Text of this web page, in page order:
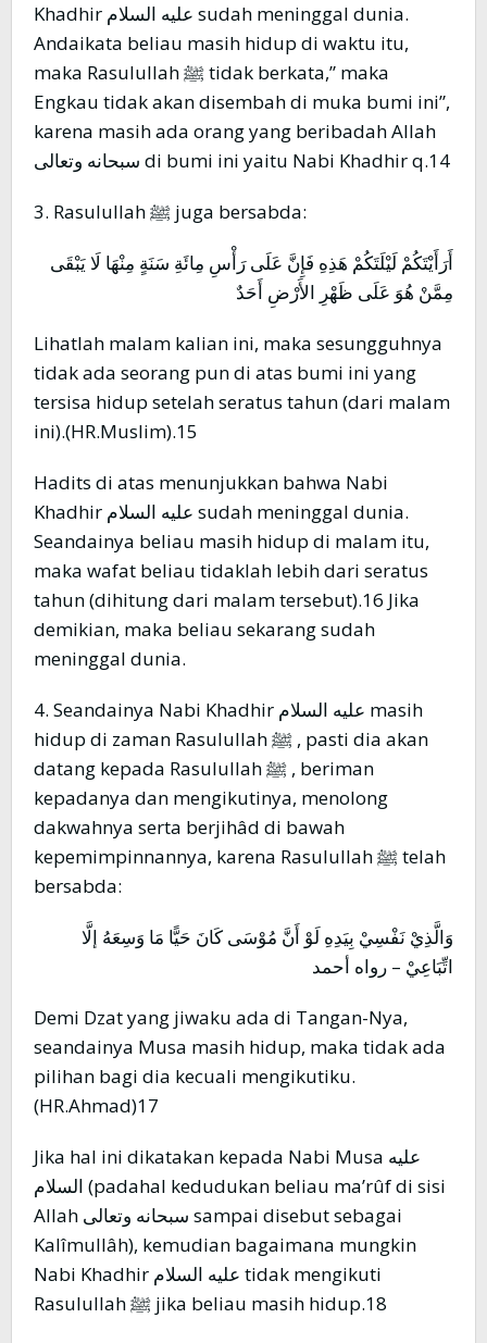
Khadhir عليه السلام sudah meninggal dunia.
Andaikata beliau masih hidup di waktu itu,
maka Rasulullah ﷺ tidak berkata,” maka
Engkau tidak akan disembah di muka bumi ini”,
karena masih ada orang yang beribadah Allah
سبحانه وتعالى di bumi ini yaitu Nabi Khadhir q.14
3. Rasulullah ﷺ juga bersabda:
أَرَأَيْتَكُمْ لَيْلَتَكُمْ هَذِهِ فَإِنَّ عَلَى رَأْسِ مِائَةِ سَنَةٍ مِنْهَا لَا يَبْقَى
مِمَّنْ هُوَ عَلَى ظَهْرِ الأَرْضِ أَحَدٌ
Lihatlah malam kalian ini, maka sesungguhnya
tidak ada seorang pun di atas bumi ini yang
tersisa hidup setelah seratus tahun (dari malam
ini).(HR.Muslim).15
Hadits di atas menunjukkan bahwa Nabi
Khadhir عليه السلام sudah meninggal dunia.
Seandainya beliau masih hidup di malam itu,
maka wafat beliau tidaklah lebih dari seratus
tahun (dihitung dari malam tersebut).16 Jika
demikian, maka beliau sekarang sudah
meninggal dunia.
4. Seandainya Nabi Khadhir عليه السلام masih
hidup di zaman Rasulullah ﷺ , pasti dia akan
datang kepada Rasulullah ﷺ , beriman
kepadanya dan mengikutinya, menolong
dakwahnya serta berjihâd di bawah
kepemimpinnannya, karena Rasulullah ﷺ telah
bersabda:
وَالَّذِيْ نَفْسِيْ بِيَدِهِ لَوْ أَنَّ مُوْسَى كَانَ حَيًّا مَا وَسِعَهُ إلَّا
اتِّبَاعِيْ – رواه أحمد
Demi Dzat yang jiwaku ada di Tangan-Nya,
seandainya Musa masih hidup, maka tidak ada
pilihan bagi dia kecuali mengikutiku.
(HR.Ahmad)17
Jika hal ini dikatakan kepada Nabi Musa عليه
السلام (padahal kedudukan beliau ma’rûf di sisi
Allah سبحانه وتعالى sampai disebut sebagai
Kalîmullâh), kemudian bagaimana mungkin
Nabi Khadhir عليه السلام tidak mengikuti
Rasulullah ﷺ jika beliau masih hidup.18